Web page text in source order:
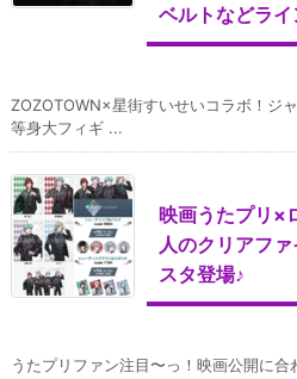
ベルトなどライ
ZOZOTOWN×星街すいせいコラボ！ジ
等身大フィギ ...
映画うたプリ×
人のクリアフ
スタ登場♪
うたプリファン注目〜っ！映画公開に